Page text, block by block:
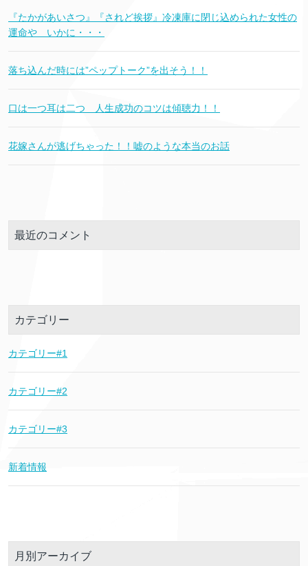
『たかがあいさつ』『されど挨拶』冷凍庫に閉じ込められた女性の
運命や いかに・・・
落ち込んだ時には”ペップトーク”を出そう！！
口は一つ耳は二つ 人生成功のコツは傾聴力！！
花嫁さんが逃げちゃった！！嘘のような本当のお話
最近のコメント
カテゴリー
カテゴリー#1
カテゴリー#2
カテゴリー#3
新着情報
月別アーカイブ